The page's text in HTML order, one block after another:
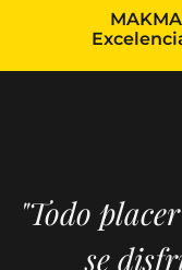
"Todo
se